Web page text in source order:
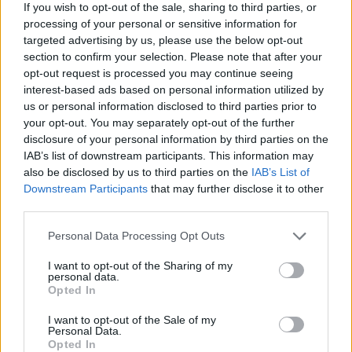
If you wish to opt-out of the sale, sharing to third parties, or
processing of your personal or sensitive information for
targeted advertising by us, please use the below opt-out
section to confirm your selection. Please note that after your
opt-out request is processed you may continue seeing
interest-based ads based on personal information utilized by
us or personal information disclosed to third parties prior to
your opt-out. You may separately opt-out of the further
disclosure of your personal information by third parties on the
IAB’s list of downstream participants. This information may
also be disclosed by us to third parties on the IAB’s List of
Downstream Participants that may further disclose it to other
Personal Data Processing Opt Outs
I want to opt-out of the Sharing of my
personal data.
Opted In
I want to opt-out of the Sale of my
Personal Data.
Opted In
TRA PIANTE RARE E CURIOSITÀ BOTANICHE
Tra le rarità, la Fritillaria montana, detta anche
meleagride minore, un fiore discreto e
affascinante, diventato simbolo stesso del
giardino, che dal 2025 ha anche unnuovo logo,
frutto di un attento lavoro di ricerca e
progettazione grafica, pensato per racchiudere
e valorizzare gli elementi più rappresentativi del
parco: l’acqua dello stagno, la delicata fritillaria,
la farfalla erebia e le caratteristiche foglie di
faggio. Tra le altre curiosità botaniche, due
conifera nota anche come “pino del Cile”, dal
portamento scultoreo e preistorico; e
Nothofagus pumilio, un faggio australe che
racconta, con le sue foglie caduche, le storie dei